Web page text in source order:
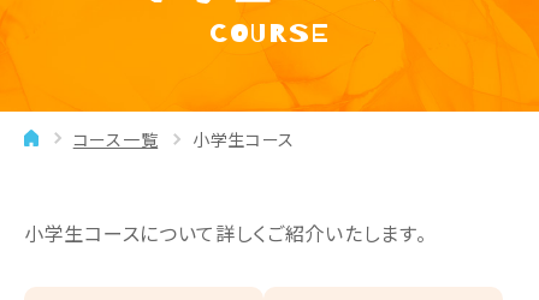
COURSE
コース一覧 小学生コース
小学生コースについて詳しくご紹介いたします。